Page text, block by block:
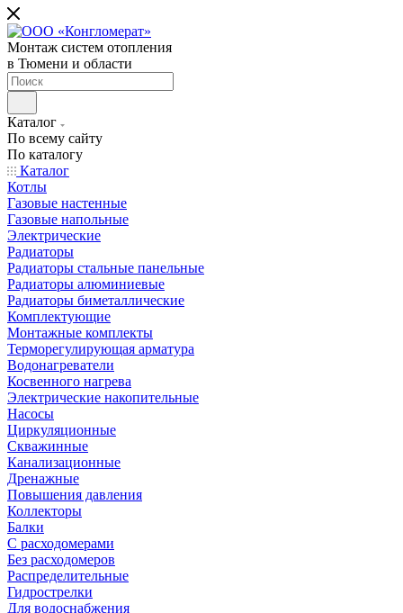
Монтаж систем отопления
в Тюмени и области
Каталог
По всему сайту
По каталогу
Каталог
Котлы
Газовые настенные
Газовые напольные
Электрические
Радиаторы
Радиаторы стальные панельные
Радиаторы алюминиевые
Радиаторы биметаллические
Комплектующие
Монтажные комплекты
Терморегулирующая арматура
Водонагреватели
Косвенного нагрева
Электрические накопительные
Насосы
Циркуляционные
Скважинные
Канализационные
Дренажные
Повышения давления
Коллекторы
Балки
С расходомерами
Без расходомеров
Распределительные
Гидрострелки
Для водоснабжения